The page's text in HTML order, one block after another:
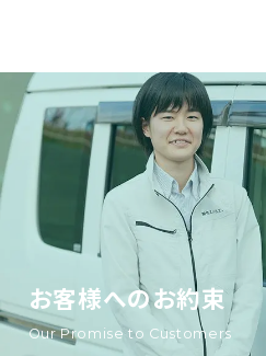
お客様へのお約束
Our Promise to Customers